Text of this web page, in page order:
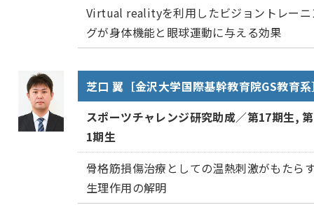
Virtual realityを利用したビジョントレーニ
グが身体機能と眼球運動に与える効果
芝口 翼［金沢大学国際基幹教育院GS教育
スポーツチャレンジ研究助成／第17期生,
1期生
骨格筋損傷治療としての温熱刺激がもたら
生理作用の解明